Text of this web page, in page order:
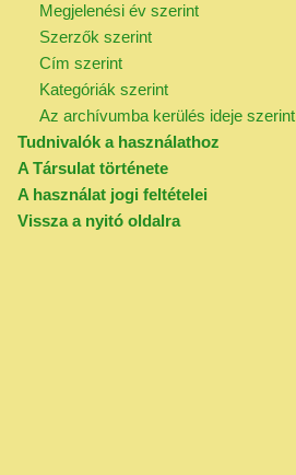
Megjelenési év szerint
Szerzők szerint
Cím szerint
Kategóriák szerint
Az archívumba kerülés ideje szerint
Tudnivalók a használathoz
A Társulat története
A használat jogi feltételei
Vissza a nyitó oldalra